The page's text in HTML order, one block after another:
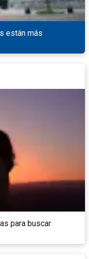
están más
para buscar